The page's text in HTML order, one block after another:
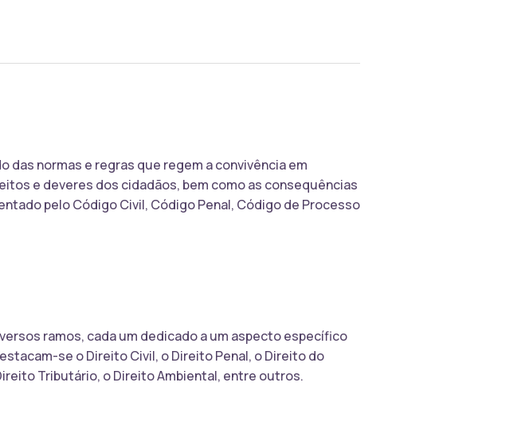
normas e regras que regem a convivência em
e deveres dos cidadãos, bem como as consequências
pelo Código Civil, Código Penal, Código de Processo
ramos, cada um dedicado a um aspecto específico
se o Direito Civil, o Direito Penal, o Direito do
Tributário, o Direito Ambiental, entre outros.